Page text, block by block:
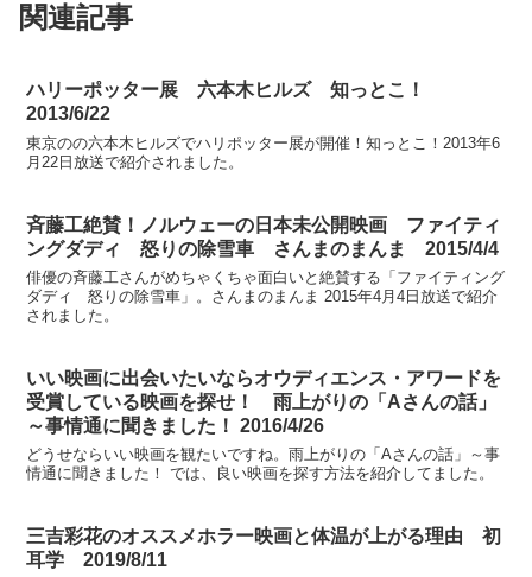
関連記事
ハリーポッター展 六本木ヒルズ 知っとこ！
2013/6/22
東京のの六本木ヒルズでハリポッター展が開催！知っとこ！2013年6
月22日放送で紹介されました。
斉藤工絶賛！ノルウェーの日本未公開映画 ファイティ
ングダディ 怒りの除雪車 さんまのまんま 2015/4/4
俳優の斉藤工さんがめちゃくちゃ面白いと絶賛する「ファイティング
ダディ 怒りの除雪車」。さんまのまんま 2015年4月4日放送で紹介
されました。
いい映画に出会いたいならオウディエンス・アワードを
受賞している映画を探せ！ 雨上がりの「Aさんの話」
～事情通に聞きました！ 2016/4/26
どうせならいい映画を観たいですね。雨上がりの「Aさんの話」～事
情通に聞きました！ では、良い映画を探す方法を紹介してました。
三吉彩花のオススメホラー映画と体温が上がる理由 初
耳学 2019/8/11